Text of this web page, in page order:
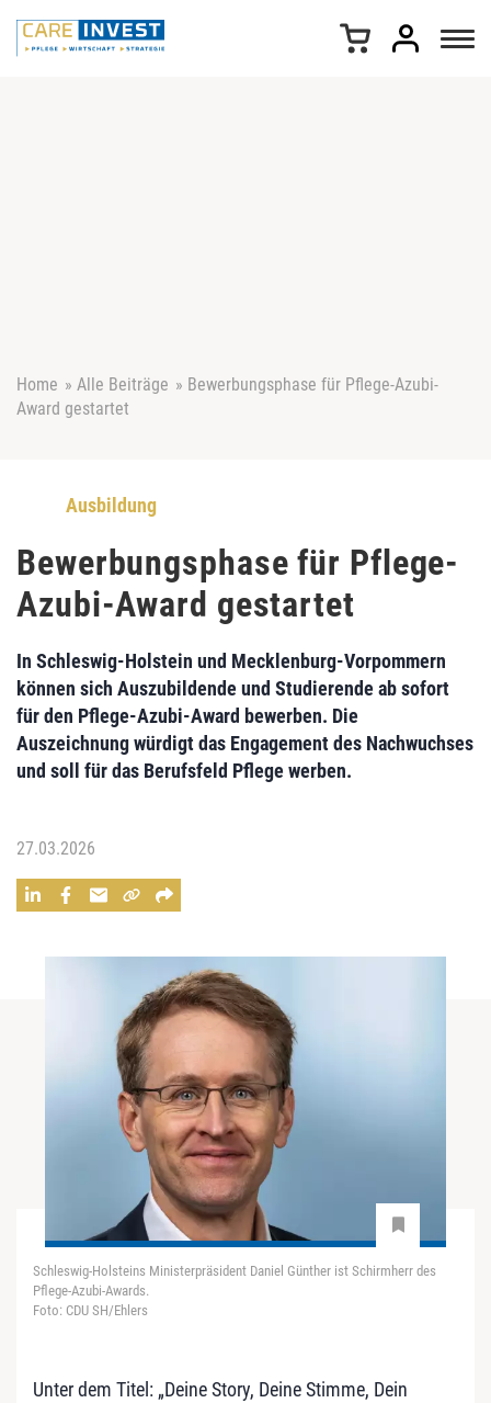
Home » Alle Beiträge » Bewerbungsphase für Pflege-Azubi-
Award gestartet
Ausbildung
Bewerbungsphase für Pflege-
Azubi-Award gestartet
In Schleswig-Holstein und Mecklenburg-Vorpommern
können sich Auszubildende und Studierende ab sofort
für den Pflege-Azubi-Award bewerben. Die
Auszeichnung würdigt das Engagement des Nachwuchses
und soll für das Berufsfeld Pflege werben.
27.03.2026
Schleswig-Holsteins Ministerpräsident Daniel Günther ist Schirmherr des
Pflege-Azubi-Awards.
Foto: CDU SH/Ehlers
Unter dem Titel: „Deine Story, Deine Stimme, Dein